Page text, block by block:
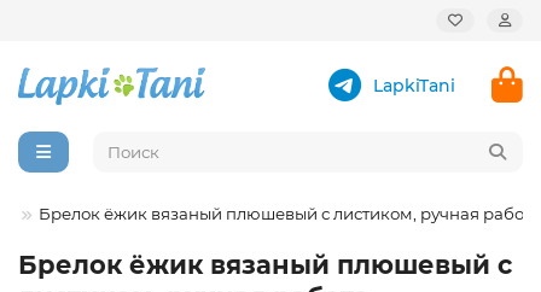
LapkiTani
Брелок ёжик вязаный плюшевый с листиком, ручная работа
Брелок ёжик вязаный плюшевый с